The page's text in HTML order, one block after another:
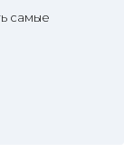
самые